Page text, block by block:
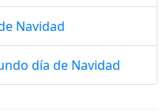
Navidad
día de Navidad